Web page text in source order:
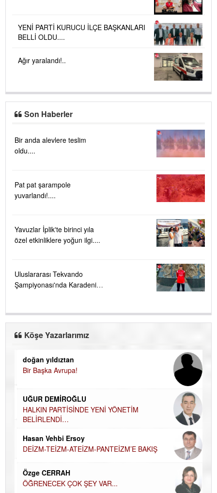
YENİ PARTİ KURUCU İLÇE BAŞKANLARI
BELLİ OLDU....
Ağır yaralandı!..
Son Haberler
Bir anda alevlere teslim
oldu....
Pat pat şarampole
yuvarlandı!....
Yavuzlar İplik'te birinci yıla
özel etkinliklere yoğun ilgi....
Uluslararası Tekvando
Şampiyonası'nda Karadeniz
Köşe Yazarlarımız
doğan yıldıztan
Bir Başka Avrupa!
UĞUR DEMİROĞLU
HALKIN PARTİSİNDE YENİ YÖNETİM
BELİRLENDİ…
Hasan Vehbi Ersoy
DEİZM-TEİZM-ATEİZM-PANTEİZM’E BAKIŞ
Özge CERRAH
ÖĞRENECEK ÇOK ŞEY VAR...